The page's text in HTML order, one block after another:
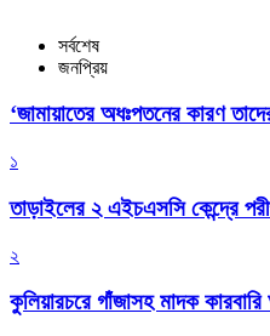
সর্বশেষ
জনপ্রিয়
‘জামায়াতের অধঃপতনের কারণ
১
তাড়াইলের ২ এইচএসসি কেন্দ্রে
২
কুলিয়ারচরে গাঁজাসহ মাদক